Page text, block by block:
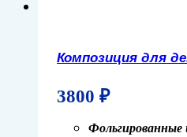
Композиция для
3800 ₽